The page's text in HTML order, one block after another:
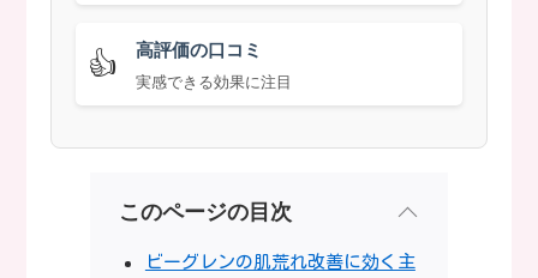
👍 高評価の口コミ
実感できる効果に注目
このページの目次
ビーグレンの肌荒れ改善に効く主